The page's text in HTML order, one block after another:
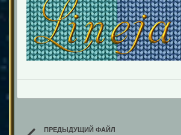
ПРЕДЫДУЩИЙ ФАЙЛ